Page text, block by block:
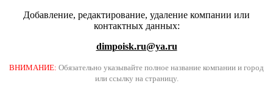
Добавление, редактирование, удаление компании или
контактных данных:
dimpoisk.ru@ya.ru
ВНИМАНИЕ: Обязательно указывайте полное название компании и город
или ссылку на страницу.